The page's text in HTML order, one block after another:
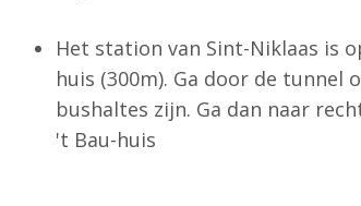
Het station van Sint-Niklaas is
huis (300m). Ga door de tunnel
bushaltes zijn. Ga dan naar
't Bau-huis